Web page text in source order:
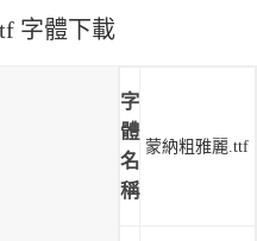
字體下載
字
體
名
稱
蒙納粗雅麗.ttf